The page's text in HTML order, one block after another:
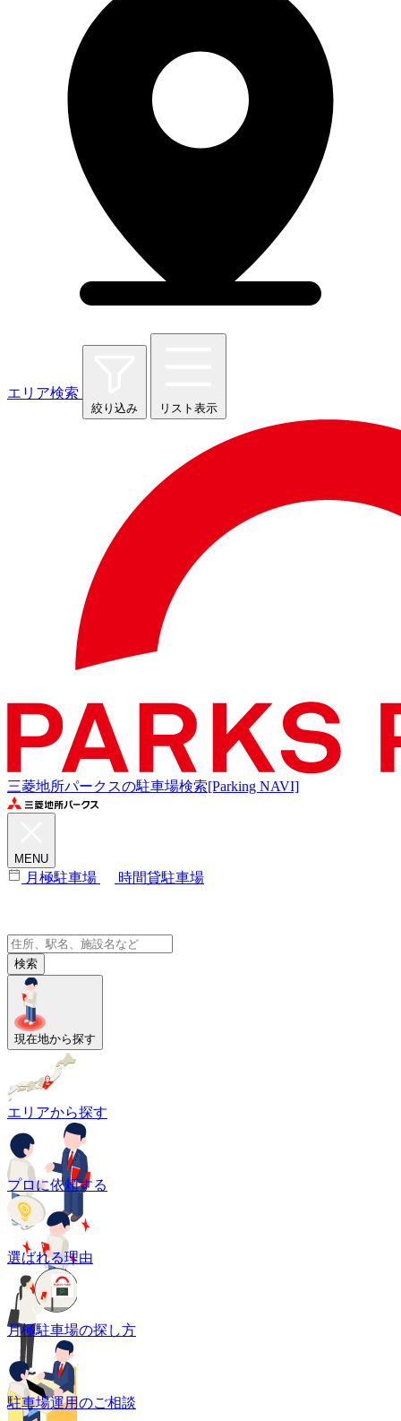
エリア検索
絞り込み リスト表示
三菱地所パークスの駐車場検索[Parking NAVI]
MENU
月極駐車場 時間貸駐車場
検索
現在地から探す
エリアから探す
プロに依頼する
選ばれる理由
月極駐車場の探し方
駐車場運用のご相談